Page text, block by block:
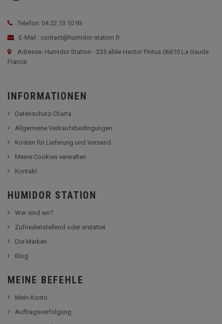
Telefon: 04 22 13 10 93
E-Mail : contact@humidor-station.fr
Adresse: Humidor Station - 235 allée Hector Pintus 06610 La Gaude
France
INFORMATIONEN
Datenschutz-Charta
Allgemeine Verkaufsbedingungen
Kosten für Lieferung und Versand
Meine Cookies verwalten
Kontakt
HUMIDOR STATION
Wer sind wir?
Zufriedenstellend oder erstattet
Die Marken
Blog
MEINE BEFEHLE
Mein Konto
Auftragsverfolgung